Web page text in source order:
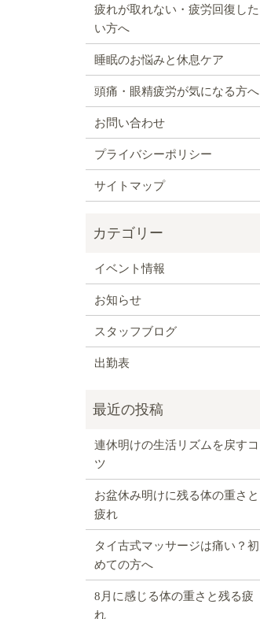
疲れが取れない・疲労回復した
い方へ
睡眠のお悩みと休息ケア
頭痛・眼精疲労が気になる方へ
お問い合わせ
プライバシーポリシー
サイトマップ
イベント情報
お知らせ
スタッフブログ
出勤表
連休明けの生活リズムを戻すコ
ツ
お盆休み明けに残る体の重さと
疲れ
タイ古式マッサージは痛い？初
めての方へ
8月に感じる体の重さと残る疲
れ